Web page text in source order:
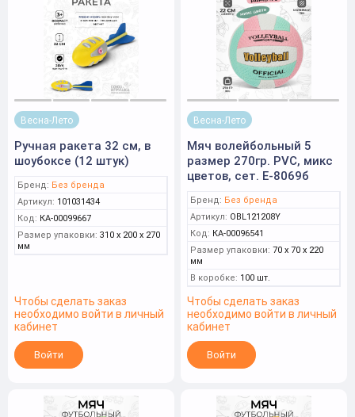
Весна-Лето
Ручная ракета 32 см, в
шоубоксе (12 штук)
Бренд: Без бренда
Артикул: 101031434
Код: КА-00099667
Размер упаковки: 310 x 200 x 270
мм
Чтобы сделать заказ
необходимо войти в личный
кабинет
Войти
Весна-Лето
Мяч волейбольный 5
размер 270гр. PVC, микс
цветов, сет. Е-8069б
Бренд: Без бренда
Артикул: OBL121208Y
Код: КА-00096541
Размер упаковки: 70 x 70 x 220
мм
В коробке: 100 шт.
Чтобы сделать заказ
необходимо войти в личный
кабинет
Войти